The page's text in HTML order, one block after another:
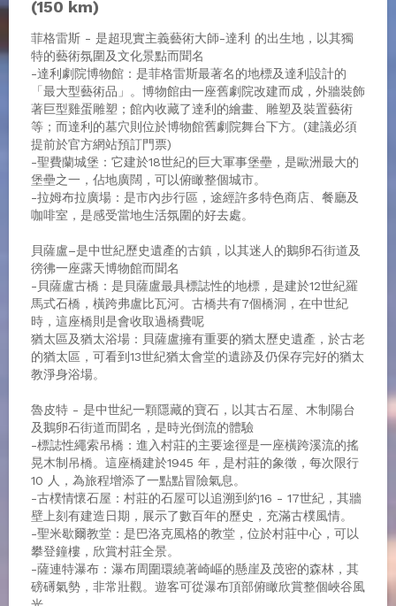
(150 km)
菲格雷斯 - 是超現實主義藝術大師-達利 的出生地，以其獨
特的藝術氛圍及文化景點而聞名
-達利劇院博物館：是菲格雷斯最著名的地標及達利設計的
「最大型藝術品」。博物館由一座舊劇院改建而成，外牆裝飾
著巨型雞蛋雕塑；館內收藏了達利的繪畫、雕塑及裝置藝術
等；而達利的墓穴則位於博物館舊劇院舞台下方。(建議必須
提前於官方網站預訂門票)
-聖費蘭城堡：它建於18世紀的巨大軍事堡壘，是歐洲最大的
堡壘之一，佔地廣闊，可以俯瞰整個城市。
-拉姆布拉廣場：是市內步行區，途經許多特色商店、餐廳及
咖啡室，是感受當地生活氛圍的好去處。
貝薩盧–是中世紀歷史遺產的古鎮，以其迷人的鵝卵石街道及
徬彿一座露天博物館而聞名
-貝薩盧古橋：是貝薩盧最具標誌性的地標，是建於12世紀羅
馬式石橋，橫跨弗盧比瓦河。古橋共有7個橋洞，在中世紀
時，這座橋則是會收取過橋費呢
猶太區及猶太浴場：貝薩盧擁有重要的猶太歷史遺產，於古老
的猶太區，可看到13世紀猶太會堂的遺跡及仍保存完好的猶太
教淨身浴場。
魯皮特 - 是中世紀一顆隱藏的寶石，以其古石屋、木制陽台
及鵝卵石街道而聞名，是時光倒流的體驗
-標誌性繩索吊橋：進入村莊的主要途徑是一座橫跨溪流的搖
晃木制吊橋。這座橋建於1945 年，是村莊的象徵，每次限行
10 人，為旅程增添了一點點冒險氣息。
-古樸情懷石屋：村莊的石屋可以追溯到約16 - 17世紀，其牆
壁上刻有建造日期，展示了數百年的歷史，充滿古樸風情。
-聖米歇爾教堂：是巴洛克風格的教堂，位於村莊中心，可以
攀登鐘樓，欣賞村莊全景。
-薩連特瀑布：瀑布周圍環繞著崎嶇的懸崖及茂密的森林，其
磅礡氣勢，非常壯觀。遊客可從瀑布頂部俯瞰欣賞整個峽谷風